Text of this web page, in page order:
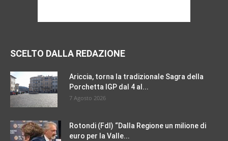
SCELTO DALLA REDAZIONE
Ariccia, torna la tradizionale Sagra della
Porchetta IGP dal 4 al...
7 Agosto 2026
Rotondi (FdI) “Dalla Regione un milione di
euro per la Valle...